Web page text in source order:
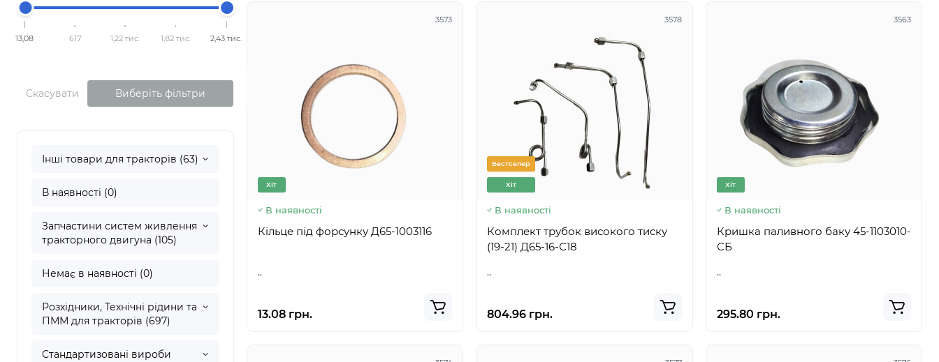
13,08 617 1,22 тис. 1,82 тис. 2,43 тис.
Скасувати Виберіть фільтри
Інші товари для тракторів (63)
В наявності (0)
Запчастини систем живлення
тракторного двигуна (105)
Немає в наявності (0)
Розхідники, Технічні рідини та
ПММ для тракторів (697)
Стандартизовані вироби
3573
Хіт
В наявності
Кільце під форсунку Д65-1003116
..
13.08 грн.
3578
Бестселер
Хіт
В наявності
Комплект трубок високого тиску
(19-21) Д65-16-С18
..
804.96 грн.
3563
Хіт
В наявності
Кришка паливного баку 45-1103010-
СБ
..
295.80 грн.